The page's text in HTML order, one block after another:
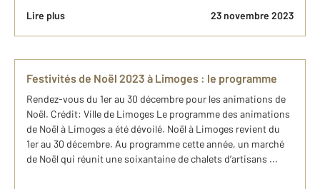
Lire plus 23 novembre 2023
Festivités de Noël 2023 à Limoges : le programme
Rendez-vous du 1er au 30 décembre pour les animations de
Noël. Crédit: Ville de Limoges Le programme des animations
de Noël à Limoges a été dévoilé. Noël à Limoges revient du
1er au 30 décembre. Au programme cette année, un marché
de Noël qui réunit une soixantaine de chalets d’artisans ...